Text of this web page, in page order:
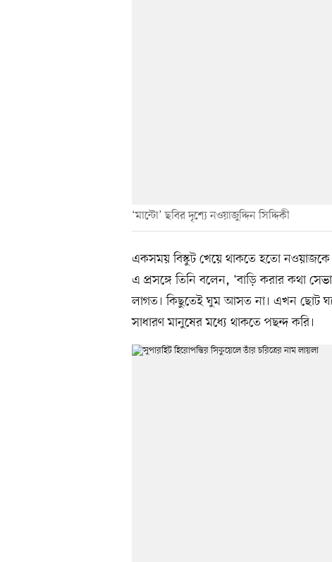
‘মান্টো’ ছবির দৃশ্যে নওয়াজুদ্দিন সিদ্দিকী
একসময় বিস্কুট খেয়ে থাকতে হতো নওয়াজকে।
এ প্রসঙ্গে তিনি বলেন, ‘বাড়ি করার কথা
লাগত। কিছুতেই ঘুম আসত না। এখন ছোট
সাধারণ মানুষের মধ্যে থাকতে পছন্দ করি।